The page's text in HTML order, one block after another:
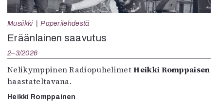
Musiikki Paperilehdestä
Eräänlainen saavutus
2–3/2026
Nelikymppinen RadiopuhelimetHeikki Romppaisen
haastateltavana.
Heikki Romppainen